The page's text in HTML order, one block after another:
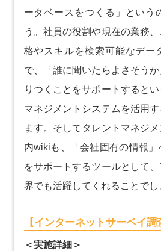
ータベースをつくる」という
う。社員の役割や現在の業務
格やスキルを検索可能なデー
で、「誰に聞いたらよさそう
りつくことをサポートすると
マネジメントシステムを活用
ます。そしてタレントマネジ
内wikiも、「会社固有の情報
をサポートするツールとして
界でも活躍してくれることでし
【インターネットサーベイ調
＜実施詳細＞